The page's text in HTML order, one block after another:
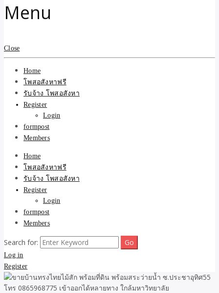
รับจ้าง โพสอสังหา.com
บริการ รับโพส ประกาศ
รับจ้างโพสอสังหา ราคาถู
ขายบ้าน ที่ดิน ไม่มีค่านาย
หน้า โดย ทีมงาน รับจ้าง
โพสต์อสังหา-บ้านที่ดิน
Menu
Close
Home
โพสอสังหาฟรี
รับจ้าง โพสอสังหา
Register
Login
formpost
Members
Home
โพสอสังหาฟรี
รับจ้าง โพสอสังหา
Register
Login
formpost
Members
Search for:
Log in
Register